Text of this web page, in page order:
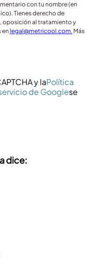
con tu nombre (en
Tienes derecho de
oposición al tratamiento y
en legal@metricool.com. Más
y laPolítica
de Googlese
dice: